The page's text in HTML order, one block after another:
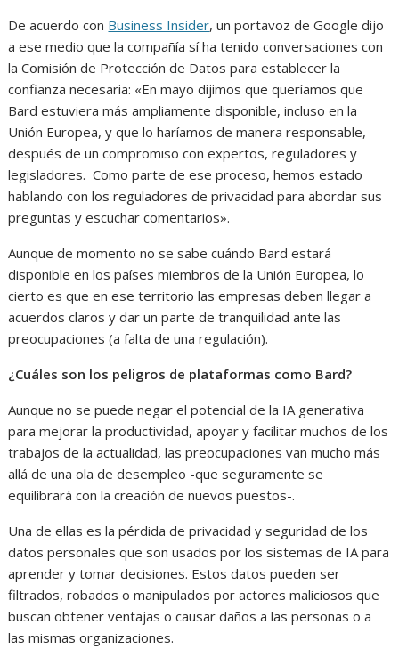
De acuerdo con Business Insider, un portavoz de Google dijo
a ese medio que la compañía sí ha tenido conversaciones con
la Comisión de Protección de Datos para establecer la
confianza necesaria: «En mayo dijimos que queríamos que
Bard estuviera más ampliamente disponible, incluso en la
Unión Europea, y que lo haríamos de manera responsable,
después de un compromiso con expertos, reguladores y
legisladores. Como parte de ese proceso, hemos estado
hablando con los reguladores de privacidad para abordar sus
preguntas y escuchar comentarios».
Aunque de momento no se sabe cuándo Bard estará
disponible en los países miembros de la Unión Europea, lo
cierto es que en ese territorio las empresas deben llegar a
acuerdos claros y dar un parte de tranquilidad ante las
preocupaciones (a falta de una regulación).
¿Cuáles son los peligros de plataformas como Bard?
Aunque no se puede negar el potencial de la IA generativa
para mejorar la productividad, apoyar y facilitar muchos de los
trabajos de la actualidad, las preocupaciones van mucho más
allá de una ola de desempleo -que seguramente se
equilibrará con la creación de nuevos puestos-.
Una de ellas es la pérdida de privacidad y seguridad de los
datos personales que son usados por los sistemas de IA para
aprender y tomar decisiones. Estos datos pueden ser
filtrados, robados o manipulados por actores maliciosos que
buscan obtener ventajas o causar daños a las personas o a
las mismas organizaciones.